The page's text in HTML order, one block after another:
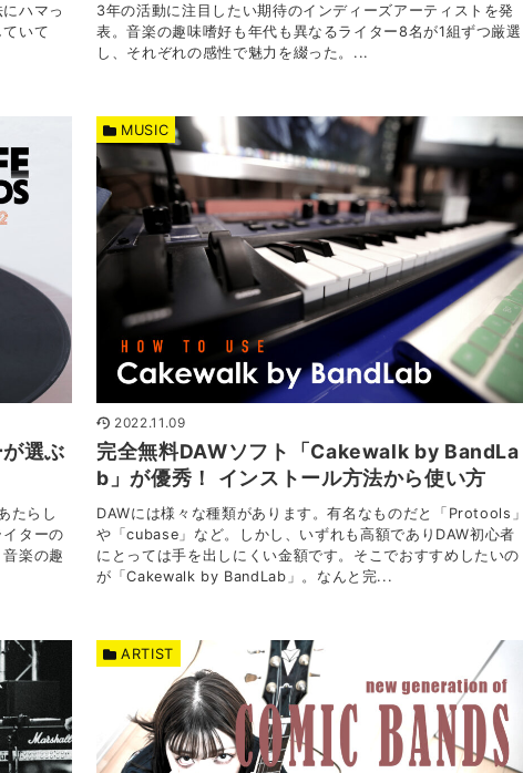
ハマっ
いて
3年の活動に注目したい期待のインディーズアーティストを発
表。音楽の趣味嗜好も年代も異なるライター8名が1組ずつ厳選
し、それぞれの感性で魅力を綴った。...
選ぶ
たらし
ターの
楽の趣
2022.11.09
完全無料DAWソフト「Cakewalk by BandLa
b」が優秀！ インストール方法から使い方
DAWには様々な種類があります。有名なものだと「Protools」
や「cubase」など。しかし、いずれも高額でありDAW初心者
にとっては手を出しにくい金額です。そこでおすすめしたいの
が「Cakewalk by BandLab」。なんと完...
MUSIC
ARTIST